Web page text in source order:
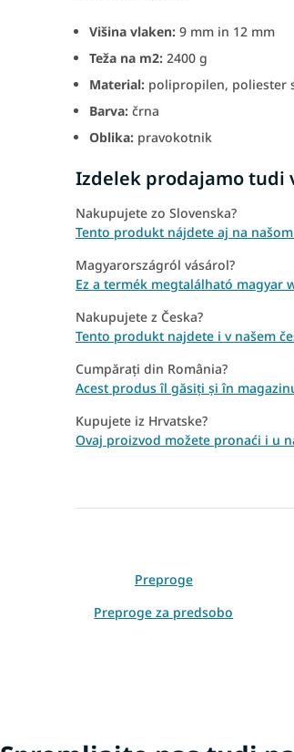
Višina vlaken: 9 mm in 12 mm
Teža na m2: 2400 g
Material: polipropilen, poliester
Barva: črna
Oblika: pravokotnik
Izdelek prodajamo tudi
Nakupujete zo Slovenska?
Tento produkt nájdete aj na
Magyarországról vásárol?
Ez a termék megtalálható magyar
Nakupujete z Česka?
Tento produkt najdete i v našem
Cumpărați din România?
Acest produs îl găsiți și în
Kupujete iz Hrvatske?
Ovaj proizvod možete pronaći i u
Preproge
Preproge za predsobo